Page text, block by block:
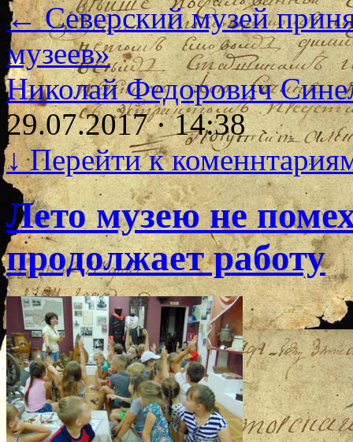
←Северский музей
музеев»
Николай Федорович
29.07.2017 · 14:38
↓Перейти к
Лето музею не
продолжает работу